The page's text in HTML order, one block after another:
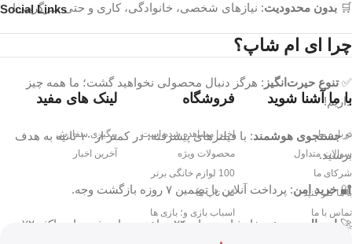
🛒 بدون محدودیت: نیازهای شخصی، خانوادگی، کاری و حتی سرگرمی!
چرا ای ام شاپ؟
✅تنوع حیرت‌انگیز : هرگز دنبال محصولی نخواهید گشت؛ ما همه چیز
داریم!
⚡جستجوی هوشمند
: با فیلترهای پیشرفته، در کمتر از ۱۰ ثانیه به هدف
برسید.
🔐خرید امن: پرداخت آنلاین با تضمین ۷ روزه بازگشت وجه.
🚀 ارسال سریع
: سفارشات تهران ۲۴ ساعته، سایر شهرها حداکثر ۷۲
Social Links
با ما آشنا شوید
درباره ما
سوالات متداول
شرکای ما
با ما کار کنید
تماس با ما
فروشگاه
اخیرا مشاهده شده است
محصولات ویژه
100 لوازم خانگی برتر
لپ تاپ ها
اسباب بازی و؛ بازی ها
لینک های مفید
پیگیری سفارش
آخرین اخبار